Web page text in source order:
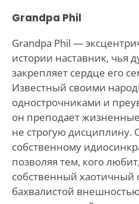
Grandpa Phil
Grandpa Phil —
истории наставник, чья
закрепляет сердце его
Известный своими
однострочниками и
он преподает
не строгую дисциплину.
собственному
позволяя тем, кого
собственный хаотичный
бахвалистой